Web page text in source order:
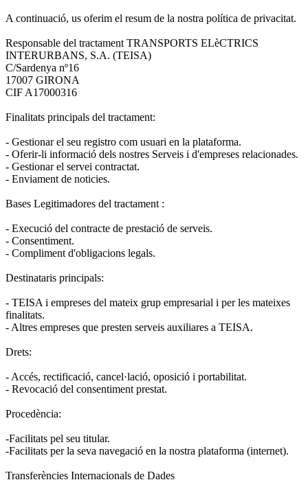
A continuació, us oferim el resum de la nostra política de privacitat.
Responsable del tractament TRANSPORTS ELèCTRICS
INTERURBANS, S.A. (TEISA)
C/Sardenya nº16
17007 GIRONA
CIF A17000316
Finalitats principals del tractament:
- Gestionar el seu registro com usuari en la plataforma.
- Oferir-li informació dels nostres Serveis i d'empreses relacionades.
- Gestionar el servei contractat.
- Enviament de noticies.
Bases Legitimadores del tractament :
- Execució del contracte de prestació de serveis.
- Consentiment.
- Compliment d'obligacions legals.
Destinataris principals:
- TEISA i empreses del mateix grup empresarial i per les mateixes
finalitats.
- Altres empreses que presten serveis auxiliares a TEISA.
Drets:
- Accés, rectificació, cancel·lació, oposició i portabilitat.
- Revocació del consentiment prestat.
Procedència:
-Facilitats pel seu titular.
-Facilitats per la seva navegació en la nostra plataforma (internet).
Transferències Internacionals de Dades